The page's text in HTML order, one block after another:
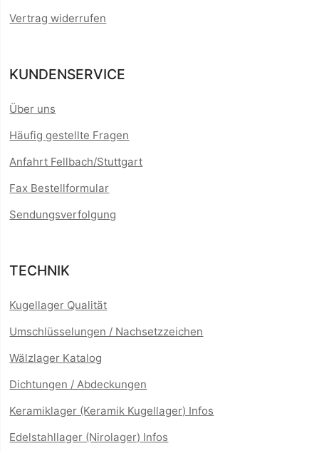
Vertrag widerrufen
KUNDENSERVICE
Über uns
Häufig gestellte Fragen
Anfahrt Fellbach/Stuttgart
Fax Bestellformular
Sendungsverfolgung
TECHNIK
Kugellager Qualität
Umschlüsselungen / Nachsetzzeichen
Wälzlager Katalog
Dichtungen / Abdeckungen
Keramiklager (Keramik Kugellager) Infos
Edelstahllager (Nirolager) Infos